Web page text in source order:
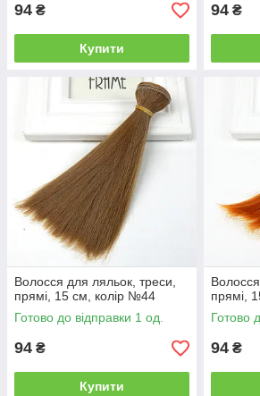
94 ₴
Купити
94 ₴
Волосся для ляльок, треси,
прямі, 15 см, колір №44
Готово до відправки 1 од.
94 ₴
Купити
прямі,
Готово
94 ₴